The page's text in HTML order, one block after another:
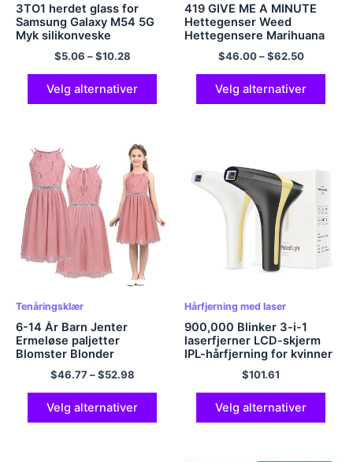
3TO1 herdet glass for
Samsung Galaxy M54 5G
Myk silikonveske
Samsungm54 Samsung
M54 M 54 6.7″ Camera
Screen Protector Cover
$5.06 –$10.28
Velg alternativer
419 GIVE ME A MINUTE
Hettegenser Weed
Hettegensere Marihuana
Lover Hettegenser
Flerfarget
$46.00–$62.50
Velg alternativer
Tenåringsklær
6-14 År Barn Jenter
Ermeløse paljetter
Blomster Blonder
Skinnende Prinsesse
Tyllkjole til bursdagsfest
Sommerballklær
$46.77–$52.98
Velg alternativer
Hårfjerning med laser
900,000 Blinker 3-i-1
laserfjerner LCD-skjerm
IPL-hårfjerning for kvinner
Bikinier Skamfjerner
Epilator for hjemmebruk
$101.61
Velg alternativer